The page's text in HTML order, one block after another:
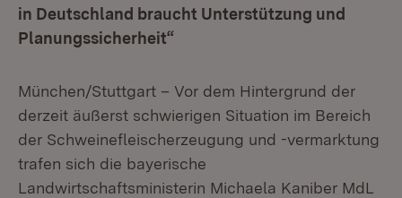
in Deutschland braucht Unterstützung und
Planungssicherheit“
München/Stuttgart – Vor dem Hintergrund der
derzeit äußerst schwierigen Situation im Bereich
der Schweinefleischerzeugung und -vermarktung
trafen sich die bayerische
Landwirtschaftsministerin Michaela Kaniber MdL